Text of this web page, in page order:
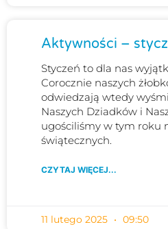
Aktywności –
Styczeń to dla nas
Corocznie naszych
odwiedzają wtedy
Naszych Dziadków i
ugościliśmy w tym roku
świątecznych.
CZYTAJ WIĘCEJ...
11 lutego 2025 09:50